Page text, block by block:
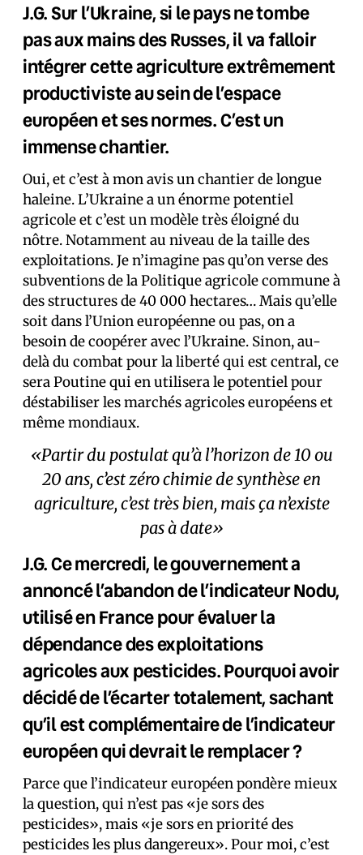
J.G. Sur l’Ukraine, si le pays ne tombe
pas aux mains des Russes, il va falloir
intégrer cette agriculture extrêmement
productiviste au sein de l’espace
européen et ses normes. C’est un
immense chantier.
Oui, et c’est à mon avis un chantier de longue
haleine. L’Ukraine a un énorme potentiel
agricole et c’est un modèle très éloigné du
nôtre. Notamment au niveau de la taille des
exploitations. Je n’imagine pas qu’on verse des
subventions de la Politique agricole commune à
des structures de 40 000 hectares… Mais qu’elle
soit dans l’Union européenne ou pas, on a
besoin de coopérer avec l’Ukraine. Sinon, au-
delà du combat pour la liberté qui est central, ce
sera Poutine qui en utilisera le potentiel pour
déstabiliser les marchés agricoles européens et
même mondiaux.
«Partir du postulat qu’à l’horizon de 10 ou
20 ans, c’est zéro chimie de synthèse en
agriculture, c’est très bien, mais ça n’existe
pas à date»
J.G. Ce mercredi, le gouvernement a
annoncé l’abandon de l’indicateur Nodu,
utilisé en France pour évaluer la
dépendance des exploitations
agricoles aux pesticides. Pourquoi avoir
décidé de l’écarter totalement, sachant
qu’il est complémentaire de l’indicateur
européen qui devrait le remplacer ?
Parce que l’indicateur européen pondère mieux
la question, qui n’est pas «je sors des
pesticides», mais «je sors en priorité des
pesticides les plus dangereux». Pour moi, c’est